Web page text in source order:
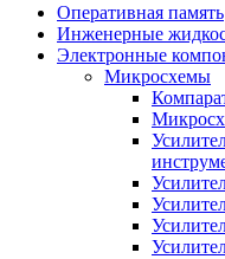
Оперативная память
Инженерные
Электронные
Микросхемы